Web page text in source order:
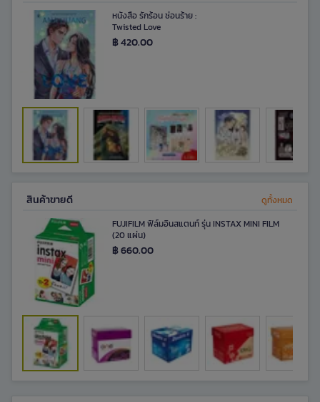
หนังสือ รักร้อน ซ่อนร้าย :
Twisted Love
฿ 420.00
สินค้าขายดี​
ดูทั้งหมด
FUJIFILM ฟิล์มอินสแตนท์ รุ่น INSTAX MINI FILM
(20 แผ่น)
฿ 660.00